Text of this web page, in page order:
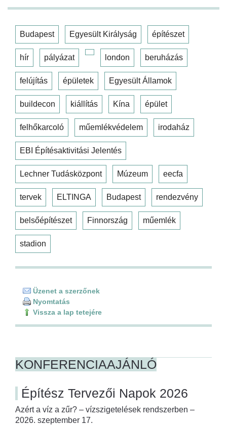
Budapest Egyesült Királyság építészet
hír pályázat london beruházás
felújítás épületek Egyesült Államok
buildecon kiállítás Kína épület
felhőkarcoló műemlékvédelem irodaház
EBI Építésaktivitási Jelentés
Lechner Tudásközpont Múzeum eecfa
tervek ELTINGA Budapest rendezvény
belsőépítészet Finnország műemlék
stadion
Üzenet a szerzőnek
Nyomtatás
Vissza a lap tetejére
KONFERENCIAAJÁNLÓ
Építész Tervezői Napok 2026
Azért a víz a zűr? – vízszigetelések rendszerben –
2026. szeptember 17.